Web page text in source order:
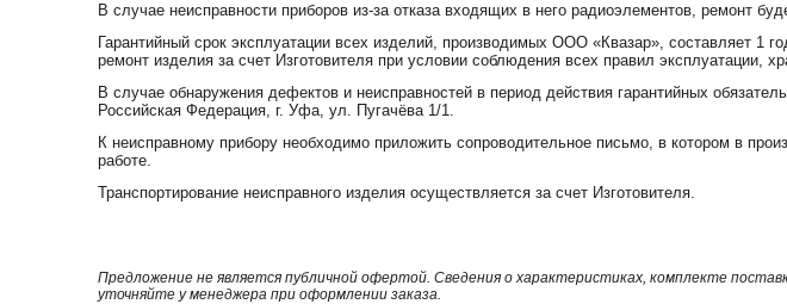
В случае неисправности приборов из-за отказа входящих в него радиоэлементов, ремонт
Гарантийный срок эксплуатации всех изделий, производимых ООО «Квазар», составляет 1
ремонт изделия за счет Изготовителя при условии соблюдения всех правил эксплуатации,
В случае обнаружения дефектов и неисправностей в период действия гарантийных
Российская Федерация, г. Уфа, ул. Пугачёва 1/1.
К неисправному прибору необходимо приложить сопроводительное письмо, в котором в
работе.
Транспортирование неисправного изделия осуществляется за счет Изготовителя.
Предложение не является публичной офертой. Сведения о характеристиках, комплекте
уточняйте у менеджера при оформлении заказа.